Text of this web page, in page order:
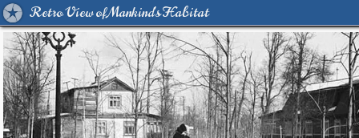
Retro View of Mankind's Habitat